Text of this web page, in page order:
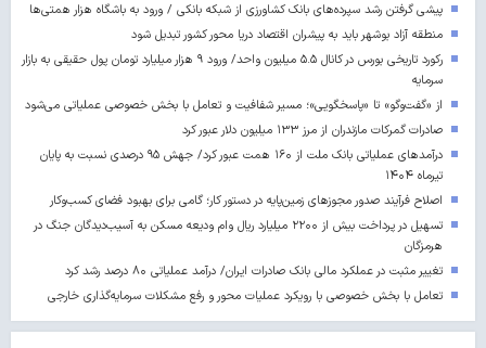
پیشی گرفتن رشد سپرده‌های بانک کشاورزی از شبکه بانکی / ورود به باشگاه هزار همتی‌ها
منطقه آزاد بوشهر باید به پیشران اقتصاد دریا محور کشور تبدیل شود
رکورد تاریخی بورس در کانال ۵.۵ میلیون واحد/ ورود ۹ هزار میلیارد تومان پول حقیقی به بازار
سرمایه
از «گفت‌وگو» تا «پاسخگویی»؛ مسیر شفافیت و تعامل با بخش خصوصی عملیاتی می‌شود
صادرات گمرکات مازندران از مرز ۱۳۳ میلیون دلار عبور کرد
درآمدهای عملیاتی بانک ملت از ۱۶۰ همت عبور کرد/ جهش ۹۵ درصدی نسبت به پایان
تیرماه ۱۴۰۴
اصلاح فرآیند صدور مجوزهای زمین‌پایه در دستور کار؛ گامی برای بهبود فضای کسب‌وکار
تسهیل در پرداخت بیش از ۲۲۰۰ میلیارد ریال وام ودیعه مسکن به آسیب‌دیدگان جنگ در
هرمزگان
تغییر مثبت در عملکرد مالی بانک صادرات ایران/ درآمد عملیاتی ۸۰ درصد رشد کرد
تعامل با بخش خصوصی با رویکرد عملیات محور و رفع مشکلات سرمایه‌گذاری خارجی